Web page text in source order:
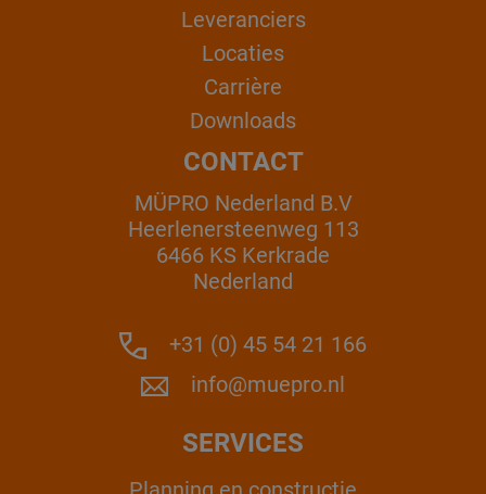
Leveranciers
Locaties
Carrière
Downloads
CONTACT
MÜPRO Nederland B.V
Heerlenersteenweg 113
6466 KS Kerkrade
Nederland
+31 (0) 45 54 21 166
info@muepro.nl
SERVICES